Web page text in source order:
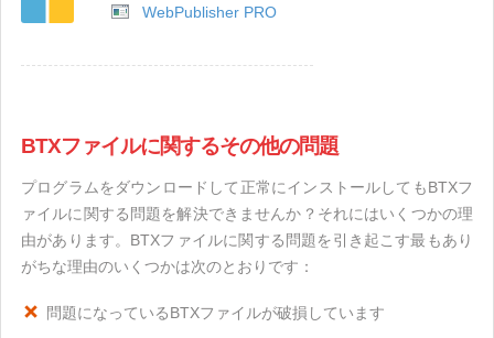
WebPublisher PRO
BTXファイルに関するその他の問題
プログラムをダウンロードして正常にインストールしてもBTXフ
ァイルに関する問題を解決できませんか？それにはいくつかの理
由があります。BTXファイルに関する問題を引き起こす最もあり
がちな理由のいくつかは次のとおりです：
問題になっているBTXファイルが破損しています